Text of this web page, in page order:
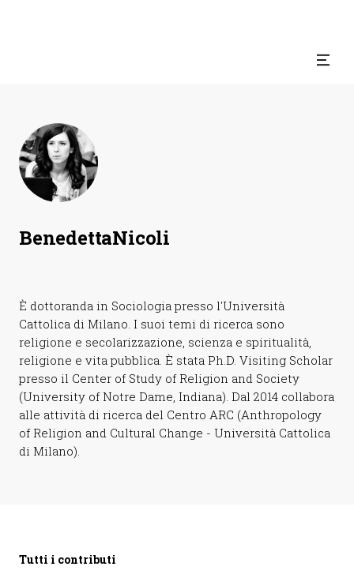
BenedettaNicoli
È dottoranda in Sociologia presso l'Università
Cattolica di Milano. I suoi temi di ricerca sono
religione e secolarizzazione, scienza e spiritualità,
religione e vita pubblica. È stata Ph.D. Visiting Scholar
presso il Center of Study of Religion and Society
(University of Notre Dame, Indiana). Dal 2014 collabora
alle attività di ricerca del Centro ARC (Anthropology
of Religion and Cultural Change - Università Cattolica
di Milano).
Tutti i contributi